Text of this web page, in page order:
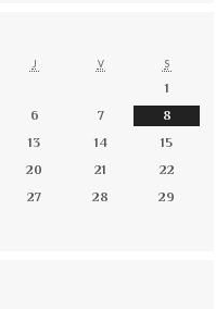
J V S
1
6 7
8
13 14
15
20 21
22
27 28
29